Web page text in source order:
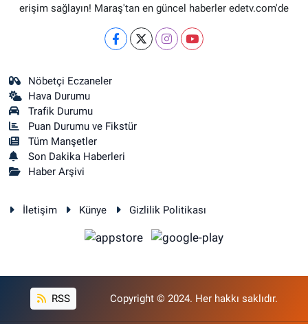
erişim sağlayın! Maraş'tan en güncel haberler edetv.com'de
Nöbetçi Eczaneler
Hava Durumu
Trafik Durumu
Puan Durumu ve Fikstür
Tüm Manşetler
Son Dakika Haberleri
Haber Arşivi
İletişim Künye Gizlilik Politikası
RSS Copyright © 2024. Her hakkı saklıdır.